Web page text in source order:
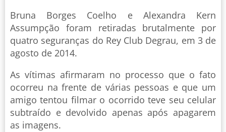
Bruna Borges Coelho e Alexandra Kern
Assumpção foram retiradas brutalmente por
quatro seguranças do Rey Club Degrau, em 3 de
agosto de 2014.
As vítimas afirmaram no processo que o fato
ocorreu na frente de várias pessoas e que um
amigo tentou filmar o ocorrido teve seu celular
subtraído e devolvido apenas após apagarem
as imagens.